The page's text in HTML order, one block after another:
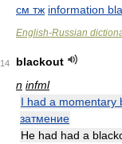
см тж information
English-Russian
14
blackout
n infml
I had a momentary
затмение
He had had a